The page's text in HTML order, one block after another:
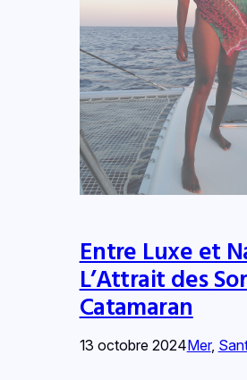
Entre Luxe et
L’Attrait des
Catamaran
13 octobre 2024Mer,